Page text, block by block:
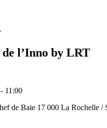
l’Inno by LRT
11:00
de Baie 17 000 La Rochelle /